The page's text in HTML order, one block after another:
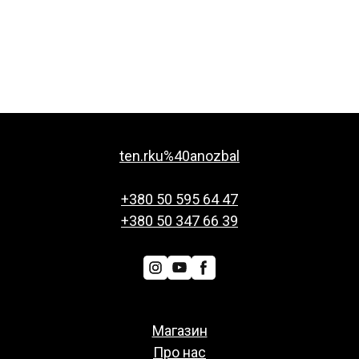
ten.rku%40anozbal
+380 50 595 64 47
+380 50 347 66 39
Магазин
Про нас